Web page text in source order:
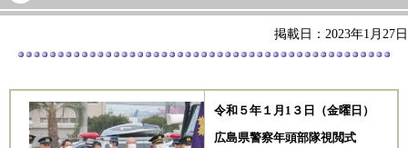
掲載日：2023年1月27日
令和５年１月1３ 日（金曜日）
広島県警察年頭部隊視閲式